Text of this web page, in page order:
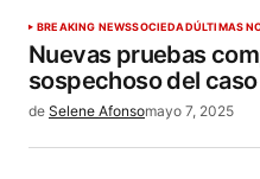
BREAKING NEWSSOCIEDADÚLTIMAS
Nuevas pruebas
sospechoso del
de Selene Afonsomayo 7, 2025